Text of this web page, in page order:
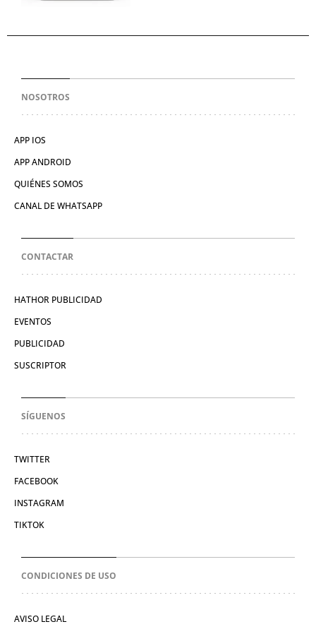
NOSOTROS
APP IOS
APP ANDROID
QUIÉNES SOMOS
CANAL DE WHATSAPP
CONTACTAR
HATHOR PUBLICIDAD
EVENTOS
PUBLICIDAD
SUSCRIPTOR
SÍGUENOS
TWITTER
FACEBOOK
INSTAGRAM
TIKTOK
CONDICIONES DE USO
AVISO LEGAL